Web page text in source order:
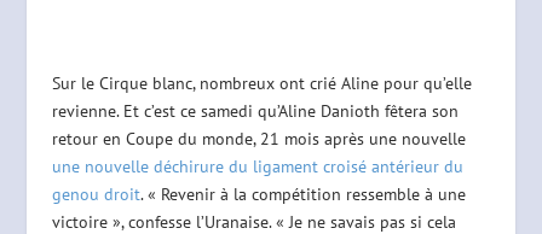
Sur le Cirque blanc, nombreux ont crié Aline pour qu’elle
revienne. Et c’est ce samedi qu’Aline Danioth fêtera son
retour en Coupe du monde, 21 mois après une nouvelle
une nouvelle déchirure du ligament croisé antérieur du
genou droit. « Revenir à la compétition ressemble à une
victoire », confesse l’Uranaise. « Je ne savais pas si cela